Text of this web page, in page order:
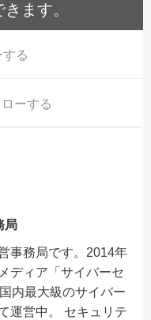
ます。
る
ーする
局
事務局です。2014年
ディア「サイバーセ
内最大級のサイバー
運営中。 セキュリテ